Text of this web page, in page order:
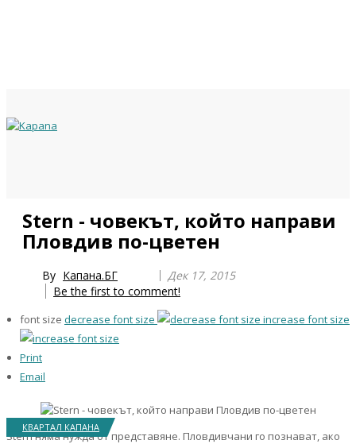
Stern - човекът, който направи
Пловдив по-цветен
By Капана.БГ
Дек 17, 2015
Be the first to comment!
font size decrease font size increase font size
Print
Email
КВАРТАЛ КАПАНА
Stern няма нужда от представяне. Пловдивчани го познават, ако
Year
Month
Year
Month